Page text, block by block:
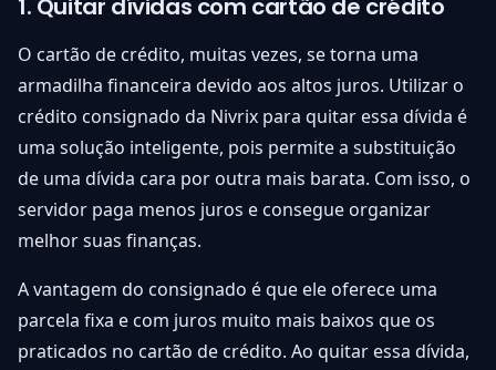
1. Quitar dívidas com cartão de crédito
O cartão de crédito, muitas vezes, se torna uma
armadilha financeira devido aos altos juros. Utilizar o
crédito consignado da Nivrix para quitar essa dívida é
uma solução inteligente, pois permite a substituição
de uma dívida cara por outra mais barata. Com isso, o
servidor paga menos juros e consegue organizar
melhor suas finanças.
A vantagem do consignado é que ele oferece uma
parcela fixa e com juros muito mais baixos que os
praticados no cartão de crédito. Ao quitar essa dívida,